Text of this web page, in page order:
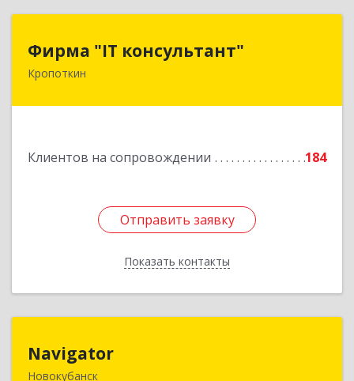
Фирма "IT консультант"
Кропоткин
Клиентов на сопровождении 184
Отправить заявку
Показать контакты
352389, Краснодарский край, Кавказский р-н,
Отправить заявку
Назад
Navigator
Новокубанск